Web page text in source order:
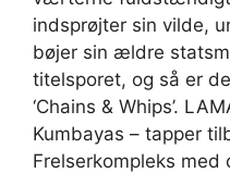
indsprøjter sin vilde,
bøjer sin ældre
titelsporet, og så er
‘Chains & Whips’.
Kumbayas – tapper
Frelserkompleks med